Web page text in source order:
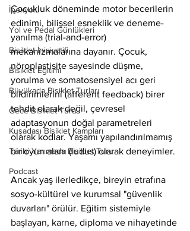
İpekyolu
Yol ve Pedal Günlükleri
Bisiklet İnisiyatifi
Bisiklet Eğitimi
Büyükada Bisiklet Turları
Gece Bisiklet Turu
Kuşadası Bisiklet Kampları
Tarihi Yarımada Bisiklet Turu
Podcast
Çocukluk döneminde motor becerilerin
edinimi, bilişsel esneklik ve deneme-
yanılma (trial-and-error)
mekanizmalarına dayanır. Çocuk,
nöroplastisite sayesinde düşme,
yorulma ve somatosensiyel acı geri
bildirimlerini (afferent feedback) birer
tehdit olarak değil, çevresel
adaptasyonun doğal parametreleri
olarak kodlar. Yaşamı yapılandırılmamış
bir oyun alanı (ludus) olarak deneyimler.
Ancak yaş ilerledikçe, bireyin etrafına
sosyo-kültürel ve kurumsal "güvenlik
duvarları" örülür. Eğitim sistemiyle
başlayan, karne, diploma ve nihayetinde